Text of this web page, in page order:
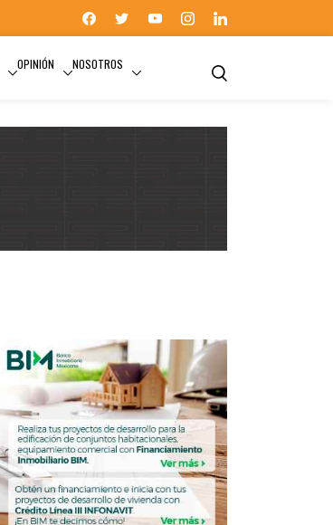
OPINIÓN NOSOTROS
HABITABILIDAD